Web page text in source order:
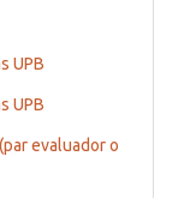
UPB
UPB
evaluador o